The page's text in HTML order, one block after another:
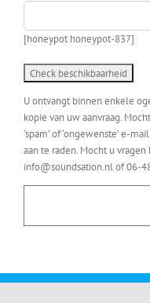
[honeypot honeypot-837]
U ontvangt binnen enkele
kopie van uw aanvraag.
‘spam’ of ‘ongewenste’ e-
aan te raden. Mocht u
info@soundsation.nl of 06-